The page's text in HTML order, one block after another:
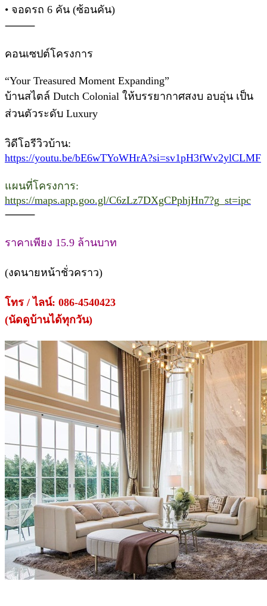
• จอดรถ 6 คัน (ซ้อนคัน)
⸻
คอนเซปต์โครงการ
“Your Treasured Moment Expanding”
บ้านสไตล์ Dutch Colonial ให้บรรยากาศสงบ อบอุ่น เป็น
ส่วนตัวระดับ Luxury
วิดีโอรีวิวบ้าน:
https://youtu.be/bE6wTYoWHrA?si=sv1pH3fWv2ylCLMF
แผนที่โครงการ:
https://maps.app.goo.gl/C6zLz7DXgCPphjHn7?g_st=ipc
⸻
ราคาเพียง 15.9 ล้านบาท
(งดนายหน้าชั่วคราว)
โทร / ไลน์: 086-4540423
(นัดดูบ้านได้ทุกวัน)